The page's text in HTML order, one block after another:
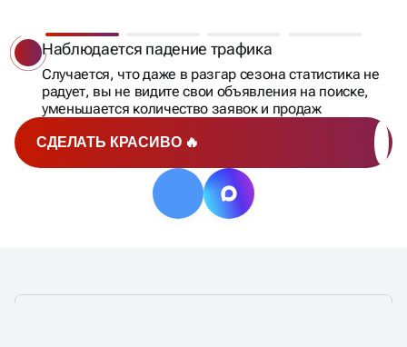
СДЕЛАТЬ КРАСИВО 🔥
Наблюдается падение трафика
Случается, что даже в разгар сезона статистика не
радует, вы не видите свои объявления на поиске,
уменьшается количество заявок и продаж